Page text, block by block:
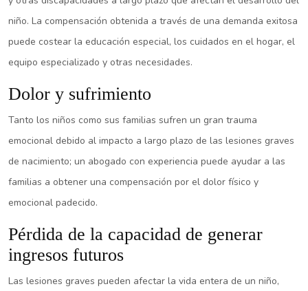
niño. La compensación obtenida a través de una demanda exitosa
puede costear la educación especial, los cuidados en el hogar, el
equipo especializado y otras necesidades.
Dolor y sufrimiento
Tanto los niños como sus familias sufren un gran trauma
emocional debido al impacto a largo plazo de las lesiones graves
de nacimiento; un abogado con experiencia puede ayudar a las
familias a obtener una compensación por el dolor físico y
emocional padecido.
Pérdida de la capacidad de generar
ingresos futuros
Las lesiones graves pueden afectar la vida entera de un niño,